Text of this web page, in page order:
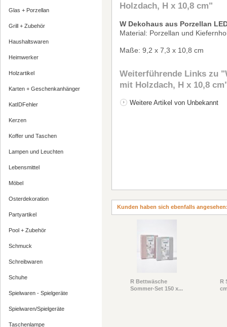
Glas + Porzellan
Grill + Zubehör
Haushaltswaren
Heimwerker
Holzartikel
Karten + Geschenkanhänger
KatIDFehler
Kerzen
Koffer und Taschen
Lampen und Leuchten
Lebensmittel
Möbel
Osterdekoration
Partyartikel
Pool + Zubehör
Schmuck
Schreibwaren
Schuhe
Spielwaren - Spielgeräte
Spielwaren/Spielgeräte
Taschenlampe
Holzdach, H x 10,8 cm"
W Dekohaus aus Porzellan
Material: Porzellan und
Maße: 9,2 x 7,3 x 10,8 cm
Weiterführende Links zu
mit Holzdach, H x 10,8
Weitere Artikel von Unbekannt
Kunden haben sich ebenfalls
R Bettwäsche
Sommer-Set 150 x...
R